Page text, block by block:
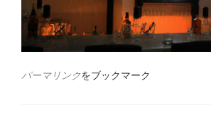
パーマリンクをブックマーク